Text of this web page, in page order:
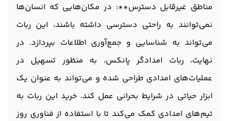
مناطق غیرقابل دسترس**: در مکان‌هایی که انسان‌ها
نمی‌توانند به راحتی دسترسی داشته باشند، این ربات
می‌تواند به شناسایی و جمع‌آوری اطلاعات بپردازد. در
نهایت، ربات امدادگر پانکس، به منظور تسهیل در
عملیات‌های امدادی طراحی شده و می‌تواند به عنوان یک
ابزار حیاتی در شرایط بحرانی عمل کند. خرید این ربات به
تیم‌های امدادی کمک می‌کند تا با استفاده از فناوری روز